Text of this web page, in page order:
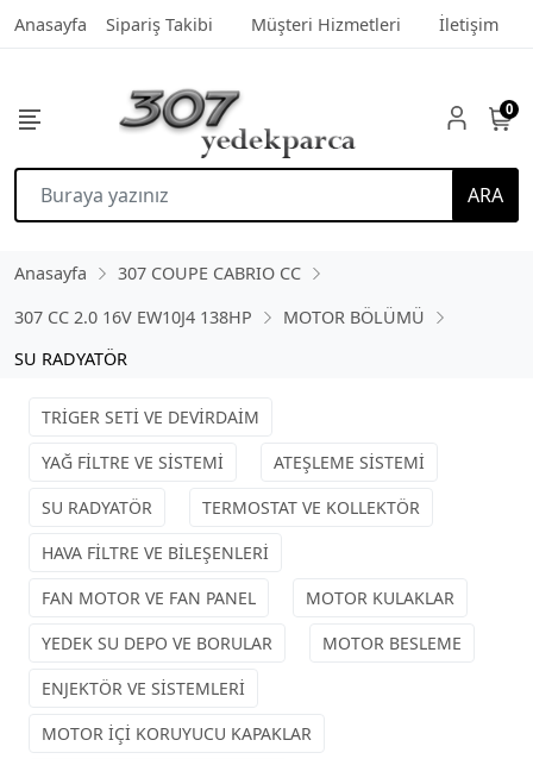
Anasayfa Sipariş Takibi Müşteri Hizmetleri İletişim
ARA
0
Anasayfa
307 COUPE CABRIO CC
307 CC 2.0 16V EW10J4 138HP
MOTOR BÖLÜMÜ
SU RADYATÖR
TRİGER SETİ VE DEVİRDAİM
YAĞ FİLTRE VE SİSTEMİ
ATEŞLEME SİSTEMİ
SU RADYATÖR
TERMOSTAT VE KOLLEKTÖR
HAVA FİLTRE VE BİLEŞENLERİ
FAN MOTOR VE FAN PANEL
MOTOR KULAKLAR
YEDEK SU DEPO VE BORULAR
MOTOR BESLEME
ENJEKTÖR VE SİSTEMLERİ
MOTOR İÇİ KORUYUCU KAPAKLAR